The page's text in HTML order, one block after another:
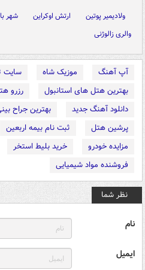
ولادیمیر پوتین ارتش اوکراین شهر
والری زالوژنی
آپ آهنگ موزیک شاه
سایت
بهترین هتل های استانبول
رزرو
دانلود آهنگ جدید
بهترین جراح
پرشین هتل
ثبت نام بیمه اربعین
مزایده خودرو
خرید بلیط استخر
فروشنده مواد شیمیایی
نظر شما
نام
ایمیل